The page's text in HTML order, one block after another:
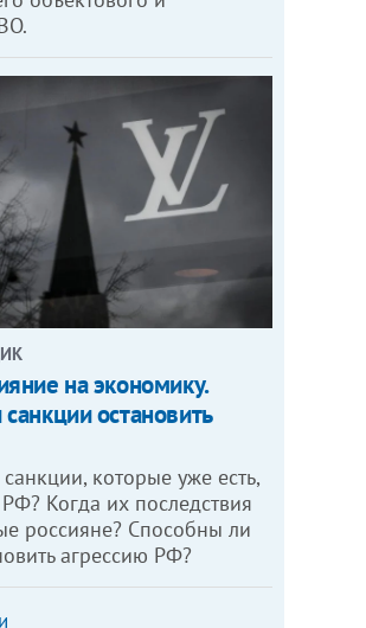
на экономику.
остановить
которые уже есть,
Когда их последствия
россияне? Способны ли
агрессию РФ?